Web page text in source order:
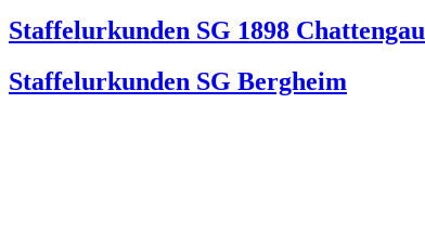
Staffelurkunden SG 1898 Chattengau
Staffelurkunden SG Bergheim